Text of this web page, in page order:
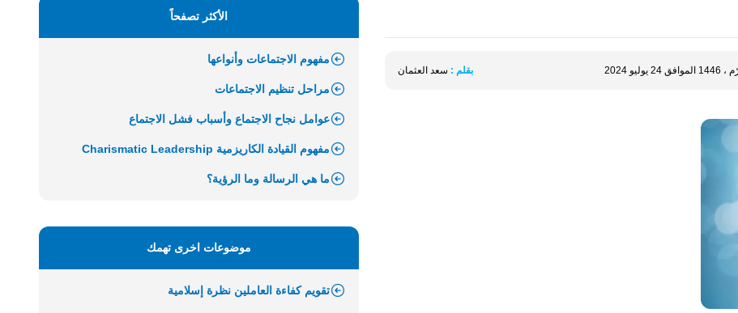
بقلم : سعد العثمان
الأكثر تصفحاً
مفهوم الاجتماعات وأنواعها
مراحل تنظيم الاجتماعات
عوامل نجاح الاجتماع وأسباب فشل الاجتماع
مفهوم القيادة الكاريزمية Charismatic Leadership
ما هي الرسالة وما الرؤية؟
موضوعات اخرى تهمك
تقويم كفاءة العاملين نظرة إسلامية